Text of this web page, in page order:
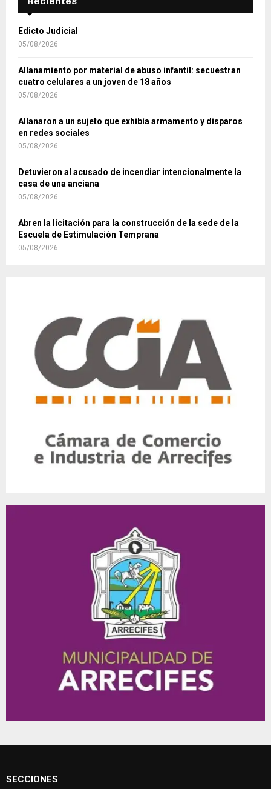
Edicto Judicial
05/08/2026
Allanamiento por material de abuso infantil: secuestran
cuatro celulares a un joven de 18 años
05/08/2026
Allanaron a un sujeto que exhibía armamento y disparos
en redes sociales
05/08/2026
Detuvieron al acusado de incendiar intencionalmente la
casa de una anciana
05/08/2026
Abren la licitación para la construcción de la sede de la
Escuela de Estimulación Temprana
05/08/2026
SECCIONES